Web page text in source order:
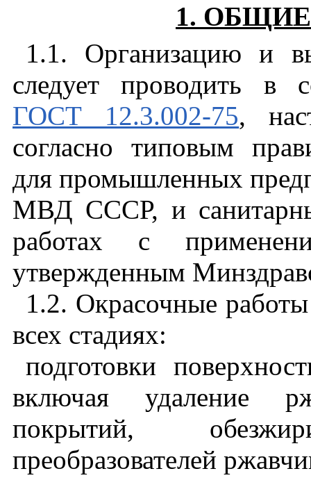
1.
1.1. Организацию и
следует проводить в
ГОСТ 12.3.002-75,
согласно типовым
для промышленных
МВД СССР, и
работах с
утвержденным
1.2. Окрасочные
всех стадиях:
подготовки
включая удаление
покрытий,
преобразователей